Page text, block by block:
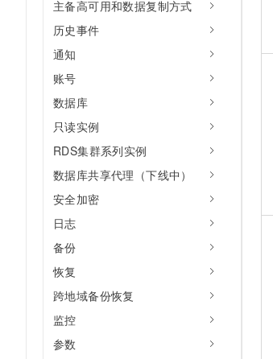
主备高可用和数据复制方式
历史事件
通知
账号
数据库
只读实例
RDS集群系列实例
数据库共享代理（下线中）
安全加密
日志
备份
恢复
跨地域备份恢复
监控
参数